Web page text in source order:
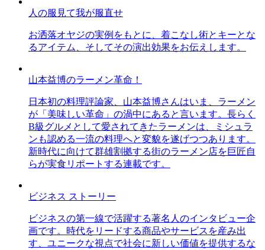
人の服見て我が服直せ
お洒落オヤジの実例をもとに、着こなし術とキーとな
るアイテム、そしてその演出効果をお伝えします。
山本益博のラーメン革命！
日本初の料理評論家、山本益博さんはいま、ラーメン
が「美味しい革命」の渦中にあると言います。長らく
B級グルメとして愛されてきたラーメンは、ミシュラ
ンも認める一流の料理へと変貌を遂げつつあります。
新時代に向けて群雄割拠する街のラーメン店を巨匠自
らが実食リポートする連載です。
ビジネス ストーリー
ビジネスの第一線で活躍する著名人のインタビュー企
画です。時代をリードする商品やサービスを産み出
す、ユニークな視点で社会に新しい価値を提供するな